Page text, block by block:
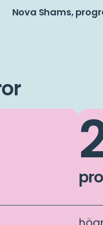
Nova Shams,